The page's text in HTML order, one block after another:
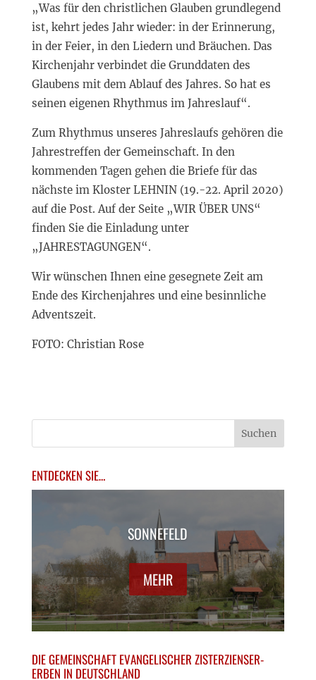
„Was für den christlichen Glauben grundlegend
ist, kehrt jedes Jahr wieder: in der Erinnerung,
in der Feier, in den Liedern und Bräuchen. Das
Kirchenjahr verbindet die Grunddaten des
Glaubens mit dem Ablauf des Jahres. So hat es
seinen eigenen Rhythmus im Jahreslauf“.
Zum Rhythmus unseres Jahreslaufs gehören die
Jahrestreffen der Gemeinschaft. In den
kommenden Tagen gehen die Briefe für das
nächste im Kloster LEHNIN (19.-22. April 2020)
auf die Post. Auf der Seite „WIR ÜBER UNS“
finden Sie die Einladung unter
„JAHRESTAGUNGEN“.
Wir wünschen Ihnen eine gesegnete Zeit am
Ende des Kirchenjahres und eine besinnliche
Adventszeit.
FOTO: Christian Rose
ENTDECKEN SIE…
SONNEFELD
MEHR
DIE GEMEINSCHAFT EVANGELISCHER ZISTERZIENSER-
ERBEN IN DEUTSCHLAND